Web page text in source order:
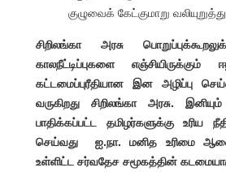
குழுவைக் கேட்குமாறு
சிறிலங்கா அரசு
காலநீட்டிப்புகளை எஞ்சியிருக்கும்
கட்டமைப்புரீதியான இன அழிப்பு
வருகிறது சிறிலங்கா அரசு.
பாதிக்கப்பட்ட தமிழர்களுக்கு உரிய
செய்வது ஐ.நா. மனித உரிமை
உள்ளிட்ட சர்வதேச சமூகத்தின்